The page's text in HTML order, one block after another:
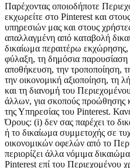
Παρέχοντας οποιοδήποτε
εκχωρείτε στο Pinterest και
υπηρεσιών μας και στους
απαλλαγμένη από καταβολή
δικαίωμα περαιτέρω
φύλαξη, τη δημόσια
αποθήκευση, την τροποποίηση,
την οικονομική αξιοποίηση, τη
και τη διανομή του
άλλων, για σκοπούς προώθησης
της Υπηρεσίας του Pinterest.
Όρους: (i) δεν σας παρέχει το
ή το δικαίωμα συμμετοχής σε
οικονομικών οφελών από το
περιορίζει άλλα νόμιμα
Pinterest επί του Περιεχομένου